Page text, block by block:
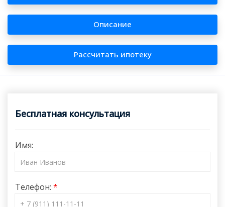
Описание
Рассчитать ипотеку
Бесплатная консультация
Имя:
Телефон: